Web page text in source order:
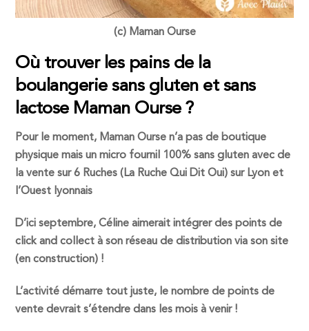
(c) Maman Ourse
Où trouver les pains de la
boulangerie sans gluten et sans
lactose Maman Ourse ?
Pour le moment, Maman Ourse n’a pas de boutique
physique mais un micro fournil 100% sans gluten avec de
la vente sur 6 Ruches (La Ruche Qui Dit Oui) sur Lyon et
l’Ouest lyonnais
D’ici septembre, Céline aimerait intégrer des points de
click and collect à son réseau de distribution via son site
(en construction) !
L’activité démarre tout juste, le nombre de points de
vente devrait s’étendre dans les mois à venir !